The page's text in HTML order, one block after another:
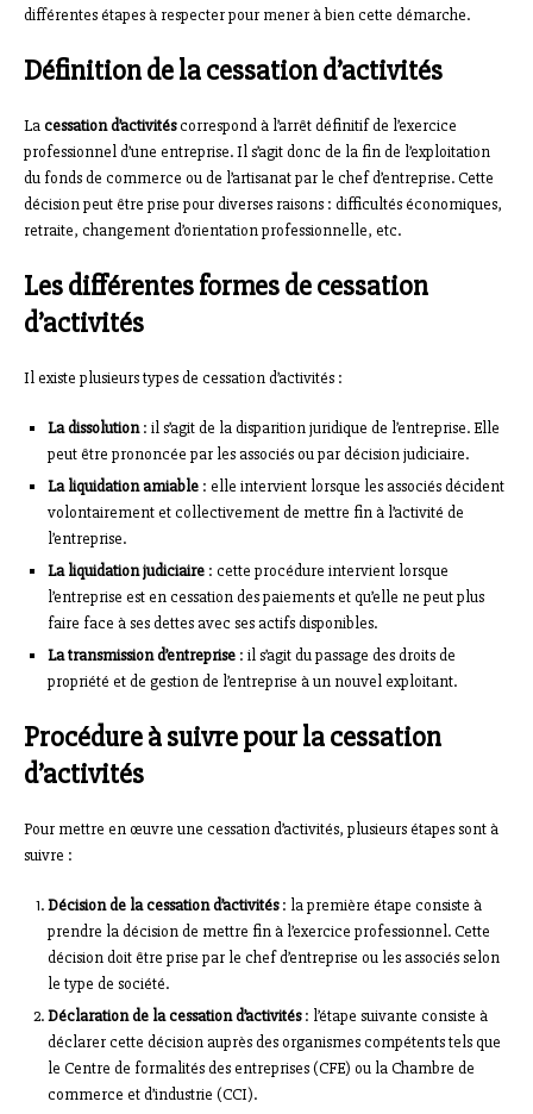
différentes étapes à respecter pour mener à bien cette démarche.
Définition de la cessation d’activités
Lacessation d’activitéscorrespond à l’arrêt définitif de l’exercice
professionnel d’une entreprise. Il s’agit donc de la fin de l’exploitation
du fonds de commerce ou de l’artisanat par le chef d’entreprise. Cette
décision peut être prise pour diverses raisons : difficultés économiques,
retraite, changement d’orientation professionnelle, etc.
Les différentes formes de cessation
d’activités
Il existe plusieurs types de cessation d’activités :
La dissolution: il s’agit de la disparition juridique de l’entreprise. Elle
peut être prononcée par les associés ou par décision judiciaire.
La liquidation amiable : elle intervient lorsque les associés décident
volontairement et collectivement de mettre fin à l’activité de
l’entreprise.
La liquidation judiciaire : cette procédure intervient lorsque
l’entreprise est en cessation des paiements et qu’elle ne peut plus
faire face à ses dettes avec ses actifs disponibles.
La transmission d’entreprise : il s’agit du passage des droits de
propriété et de gestion de l’entreprise à un nouvel exploitant.
Procédure à suivre pour la cessation
d’activités
Pour mettre en œuvre une cessation d’activités, plusieurs étapes sont à
suivre :
Décision de la cessation d’activités: la première étape consiste à
prendre la décision de mettre fin à l’exercice professionnel. Cette
décision doit être prise par le chef d’entreprise ou les associés selon
le type de société.
Déclaration de la cessation d’activités: l’étape suivante consiste à
déclarer cette décision auprès des organismes compétents tels que
le Centre de formalités des entreprises (CFE) ou la Chambre de
commerce et d’industrie (CCI).